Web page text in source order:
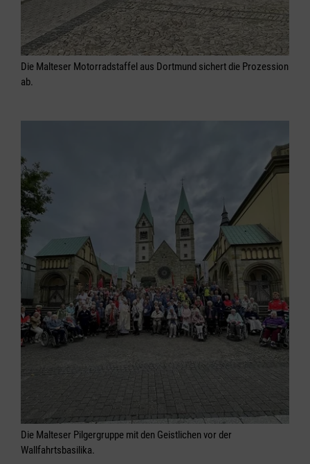
Die Malteser Motorradstaffel aus Dortmund sichert die Prozession
ab.
Die Malteser Pilgergruppe mit den Geistlichen vor der
Wallfahrtsbasilika.